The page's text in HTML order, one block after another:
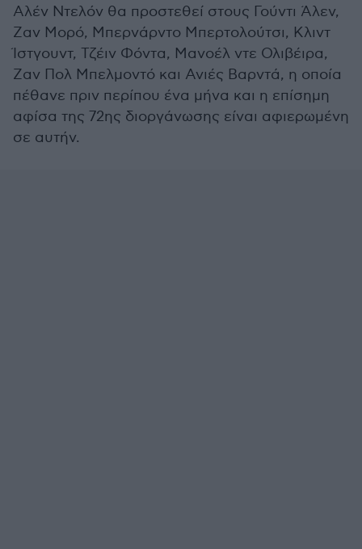
Αλέν Ντελόν θα προστεθεί στους Γούντι Άλεν,
Ζαν Μορό, Μπερνάρντο Μπερτολούτσι, Κλιντ
Ίστγουντ, Τζέιν Φόντα, Μανοέλ ντε Ολιβέιρα,
Ζαν Πολ Μπελμοντό και Ανιές Βαρντά, η οποία
πέθανε πριν περίπου ένα μήνα και η επίσημη
αφίσα της 72ης διοργάνωσης είναι αφιερωμένη
σε αυτήν.